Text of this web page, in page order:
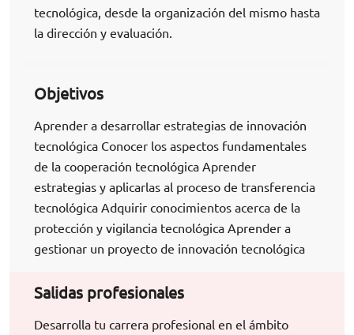
tecnológica, desde la organización del mismo hasta
la dirección y evaluación.
Objetivos
Aprender a desarrollar estrategias de innovación
tecnológica Conocer los aspectos fundamentales
de la cooperación tecnológica Aprender
estrategias y aplicarlas al proceso de transferencia
tecnológica Adquirir conocimientos acerca de la
protección y vigilancia tecnológica Aprender a
gestionar un proyecto de innovación tecnológica
Salidas profesionales
Desarrolla tu carrera profesional en el ámbito